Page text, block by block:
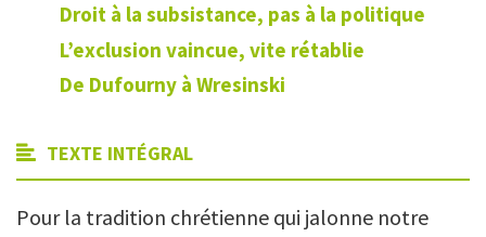
Droit à la subsistance, pas à la politique
L’exclusion vaincue, vite rétablie
De Dufourny à Wresinski
TEXTE INTÉGRAL
Pour la tradition chrétienne qui jalonne notre